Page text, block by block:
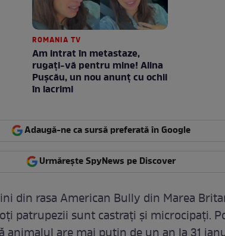
ROMANIA TV
Am intrat în metastaze,
rugaţi-vă pentru mine! Alina
Puşcău, un nou anunţ cu ochii
în lacrimi
Adaugă-ne ca sursă preferată în Google
Urmărește SpyNews pe Discover
din rasa American Bully din Marea
patrupezii sunt castrați și microcipați.